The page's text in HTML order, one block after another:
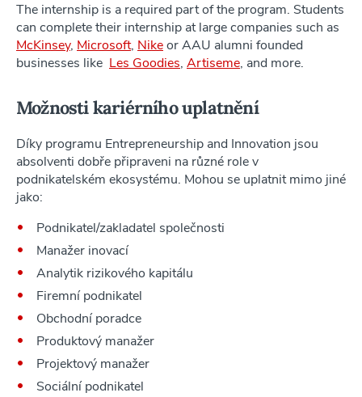
The internship is a required part of the program. Students
can complete their internship at large companies such as
McKinsey, Microsoft, Nikeor AAU alumni founded
businesses like Les Goodies, Artiseme, and more.
Možnosti kariérního uplatnění
Díky programu Entrepreneurship and Innovation jsou
absolventi dobře připraveni na různé role v
podnikatelském ekosystému. Mohou se uplatnit mimo jiné
jako:
Podnikatel/zakladatel společnosti
Manažer inovací
Analytik rizikového kapitálu
Firemní podnikatel
Obchodní poradce
Produktový manažer
Projektový manažer
Sociální podnikatel